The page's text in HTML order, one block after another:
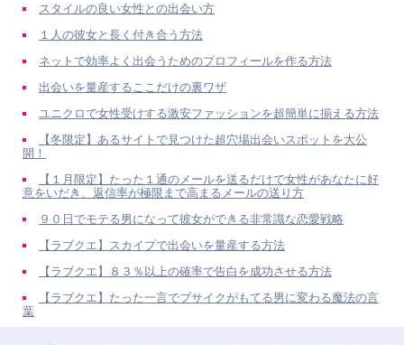
スタイルの良い女性との出会い方
１人の彼女と長く付き合う方法
ネットで効率よく出会うためのプロフィールを作る方法
出会いを量産するここだけの裏ワザ
ユニクロで女性受けする激安ファッションを超簡単に揃える方法
【冬限定】あるサイトで見つけた超穴場出会いスポットを大公
開！
【１月限定】たった１通のメールを送るだけで女性があなたに好
意をいだき、返信率が極限まで高まるメールの送り方
９０日でモテる男になって彼女ができる非常識な恋愛戦略
【ラブクエ】スカイプで出会いを量産する方法
【ラブクエ】８３％以上の確率で告白を成功させる方法
【ラブクエ】たった一言でブサイクがもてる男に変わる魔法の言
葉